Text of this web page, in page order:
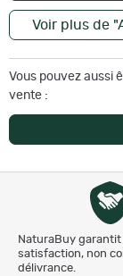
Voir plus de
Vous pouvez aussi
vente :
NaturaBuy
satisfaction, non
délivrance.